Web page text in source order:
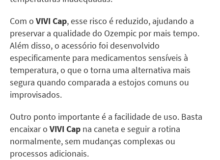
Com o VIVI Cap, esse risco é reduzido, ajudando a
preservar a qualidade do Ozempic por mais tempo.
Além disso, o acessório foi desenvolvido
especificamente para medicamentos sensíveis à
temperatura, o que o torna uma alternativa mais
segura quando comparada a estojos comuns ou
improvisados.
Outro ponto importante é a facilidade de uso. Basta
encaixar o VIVI Cap na caneta e seguir a rotina
normalmente, sem mudanças complexas ou
processos adicionais.